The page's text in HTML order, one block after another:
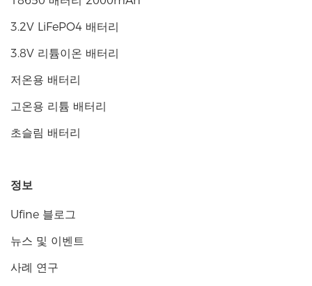
3.2V LiFePO4 배터리
3.8V 리튬이온 배터리
저온용 배터리
고온용 리튬 배터리
초슬림 배터리
정보
Ufine 블로그
뉴스 및 이벤트
사례 연구